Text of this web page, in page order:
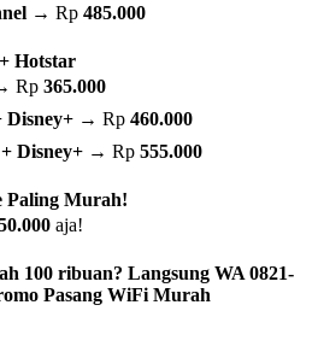
→ Rp 485.000
Hotstar
Rp 365.000
Disney+ → Rp 460.000
Disney+ → Rp 555.000
Paling Murah!
aja!
100 ribuan? Langsung WA 0821-
Pasang WiFi Murah